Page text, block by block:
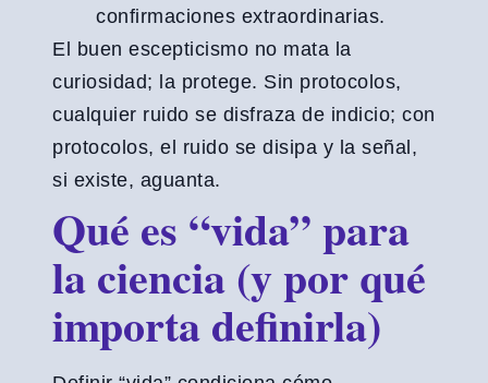
confirmaciones extraordinarias.
El buen escepticismo no mata la
curiosidad; la protege. Sin protocolos,
cualquier ruido se disfraza de indicio; con
protocolos, el ruido se disipa y la señal,
si existe, aguanta.
Qué es “vida” para
la ciencia (y por qué
importa definirla)